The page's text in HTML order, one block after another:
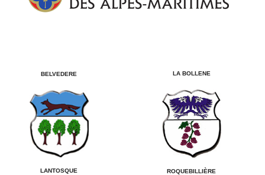
BELVEDERE LA BOLLENE
LANTOSQUE ROQUEBILLIÈRE